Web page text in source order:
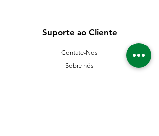
Suporte ao Cliente
Contate-Nos
Sobre nós